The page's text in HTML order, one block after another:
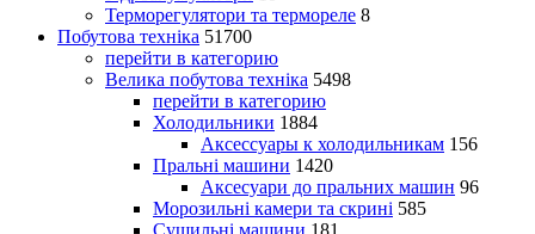
Терморегулятори та термореле 8
Побутова техніка 51700
перейти в категорию
Велика побутова техніка 5498
перейти в категорию
Холодильники 1884
Аксессуары к холодильникам 156
Пральні машини 1420
Аксесуари до пральних машин 96
Морозильні камери та скрині 585
Сушильні машини 181